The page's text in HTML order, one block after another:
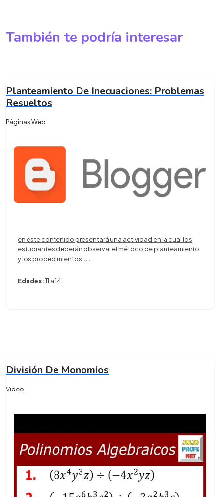
También te podría interesar
Planteamiento De Inecuaciones: Problemas
Resueltos
Páginas Web
en este contenido presentará una actividad en la cual los
estudiantes deberán observar el método de planteamiento
y los procedimientos ...
Edades:11 a 14
División De Monomios
Video